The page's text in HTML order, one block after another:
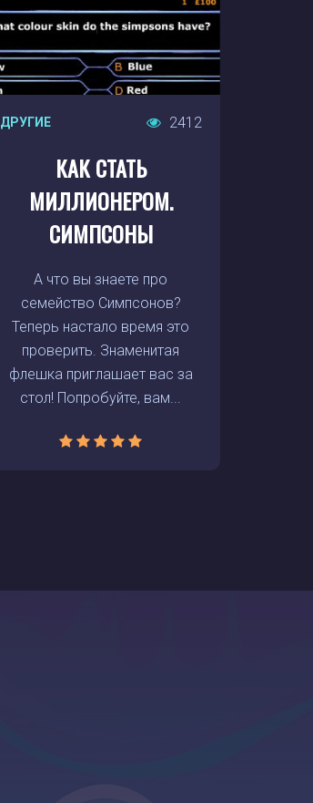
ДРУГИЕ 2412
КАК СТАТЬ
МИЛЛИОНЕРОМ.
СИМПСОНЫ
А что вы знаете про
семейство Симпсонов?
Теперь настало время это
проверить. Знаменитая
флешка приглашает вас за
стол! Попробуйте, вам...